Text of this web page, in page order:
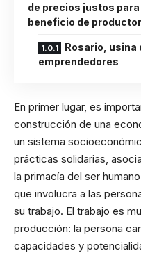
de precios justos
beneficio de
Rosario, usina
emprendedores
En primer lugar, es
construcción de una
un sistema
prácticas solidarias,
la primacía del ser
que involucra a las
su trabajo. El trabajo es
producción: la persona
capacidades y